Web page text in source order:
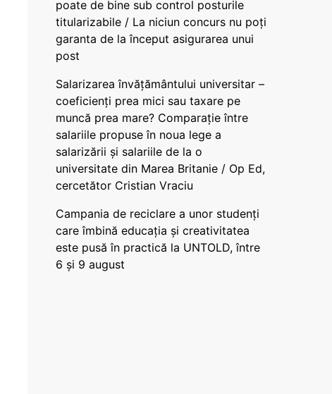
poate de bine sub control posturile
titularizabile / La niciun concurs nu poți
garanta de la început asigurarea unui
post
Salarizarea învățământului universitar –
coeficienți prea mici sau taxare pe
muncă prea mare? Comparație între
salariile propuse în noua lege a
salarizării și salariile de la o
universitate din Marea Britanie / Op Ed,
cercetător Cristian Vraciu
Campania de reciclare a unor studenți
care îmbină educația și creativitatea
este pusă în practică la UNTOLD, între
6 și 9 august